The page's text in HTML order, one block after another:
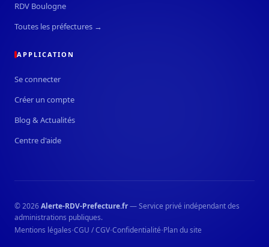
RDV Boulogne
Toutes les préfectures →
APPLICATION
Se connecter
Créer un compte
Blog & Actualités
Centre d'aide
© 2026Alerte-RDV-Prefecture.fr— Service privé indépendant des
administrations publiques.
Mentions légales·CGU / CGV·Confidentialité·Plan du site